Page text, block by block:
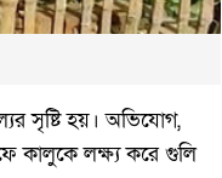
সৃষ্টি হয়। অভিযোগ,
কালুকে লক্ষ্য করে গুলি